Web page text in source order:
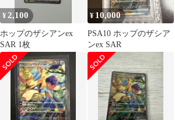
¥ 2,100
ホップのザシアンex
SAR 1枚
¥ 10,000
PSA10 ホップのザシア
ンex SAR